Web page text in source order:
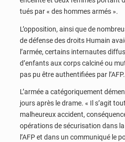
tués par « des hommes armés ».
L’opposition, ainsi que de
de défense des droits Humain
l’armée, certains internautes
d’enfants aux corps calciné ou
pas pu être authentifiées par l’AFP.
L’armée a catégoriquement
jours après le drame. « Il s’agit
malheureux accident,
opérations de sécurisation dans
l’AFP et dans un communiqué le